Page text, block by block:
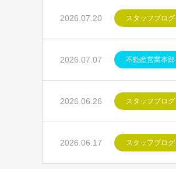
2026.07.20 スタッフブログ
2026.07.07 不動産営業本部
2026.06.26 スタッフブログ
2026.06.17 スタッフブログ